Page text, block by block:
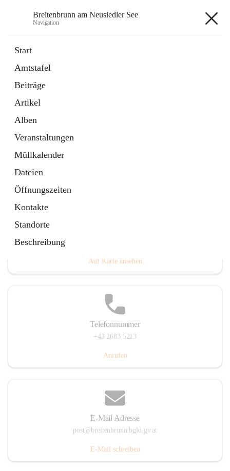
Breitenbrunn am Neusiedler See
Navigation
Start
Amtstafel
Beiträge
Artikel
Alben
Veranstaltungen
Müllkalender
Dateien
Öffnungszeiten
Kontakte
Standorte
Beschreibung
18 Schnellzugriffe
Gemeindeservice
Auf Karte ansehen
Telefonnummer
+43 2683 5213
Anrufen
E-Mail Adresse
post@breitenbrunn.bgld.gv.at
E-Mail schreiben